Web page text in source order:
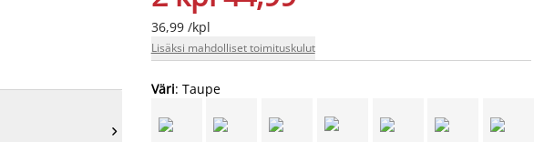

36,99 /kpl
Lisäksi mahdolliset toimituskulut
Väri: Taupe